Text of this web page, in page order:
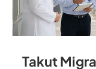
Takut